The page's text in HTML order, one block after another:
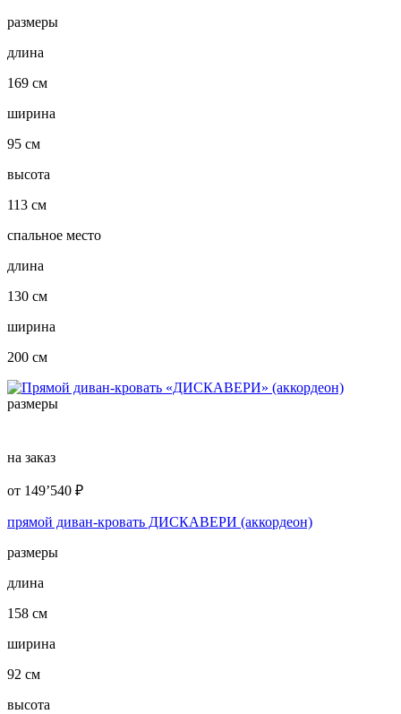
размеры
длина
169 см
ширина
95 см
высота
113 см
спальное место
длина
130 см
ширина
200 см
размеры
на заказ
от 149’540 ₽
прямой диван-кровать ДИСКАВЕРИ (аккордеон)
размеры
длина
158 см
ширина
92 см
высота